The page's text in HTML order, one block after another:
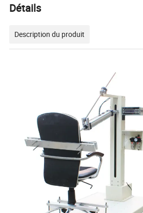
Détails
Description du produit